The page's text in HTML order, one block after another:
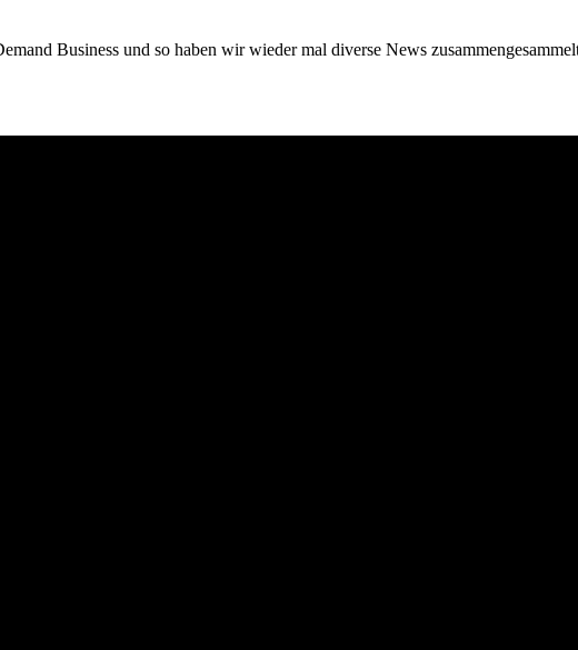
Business und so haben wir wieder mal diverse News